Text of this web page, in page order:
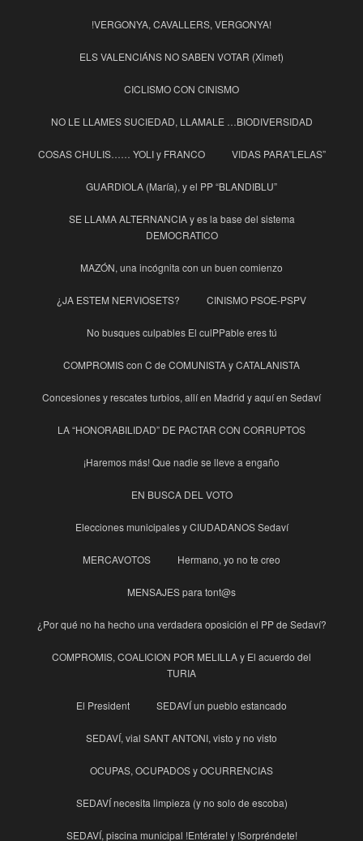
!VERGONYA, CAVALLERS, VERGONYA!
ELS VALENCIÁNS NO SABEN VOTAR (Ximet)
CICLISMO CON CINISMO
NO LE LLAMES SUCIEDAD, LLAMALE …BIODIVERSIDAD
COSAS CHULIS…… YOLI y FRANCO VIDAS PARA”LELAS”
GUARDIOLA (María), y el PP “BLANDIBLU”
SE LLAMA ALTERNANCIA y es la base del sistema
DEMOCRATICO
MAZÓN, una incógnita con un buen comienzo
¿JA ESTEM NERVIOSETS? CINISMO PSOE-PSPV
No busques culpables El culPPable eres tú
COMPROMIS con C de COMUNISTA y CATALANISTA
Concesiones y rescates turbios, allí en Madrid y aquí en Sedaví
LA “HONORABILIDAD” DE PACTAR CON CORRUPTOS
¡Haremos más! Que nadie se lleve a engaño
EN BUSCA DEL VOTO
Elecciones municipales y CIUDADANOS Sedaví
MERCAVOTOS Hermano, yo no te creo
MENSAJES para tont@s
¿Por qué no ha hecho una verdadera oposición el PP de Sedaví?
COMPROMIS, COALICION POR MELILLA y El acuerdo del
TURIA
El President SEDAVÍ un pueblo estancado
SEDAVÍ, vial SANT ANTONI, visto y no visto
OCUPAS, OCUPADOS y OCURRENCIAS
SEDAVÍ necesita limpieza (y no solo de escoba)
SEDAVÍ, piscina municipal !Entérate! y !Sorpréndete!